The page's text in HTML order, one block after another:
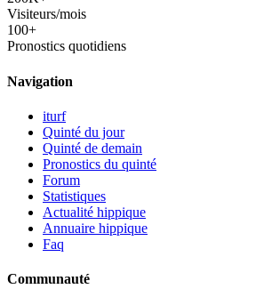
Visiteurs/mois
100+
Pronostics quotidiens
Navigation
iturf
Quinté du jour
Quinté de demain
Pronostics du quinté
Forum
Statistiques
Actualité hippique
Annuaire hippique
Faq
Communauté